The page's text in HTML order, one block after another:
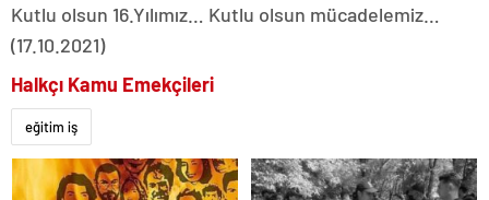
Kutlu olsun 16.Yılımız… Kutlu olsun mücadelemiz…
(17.10.2021)
Halkçı Kamu Emekçileri
eğitim iş